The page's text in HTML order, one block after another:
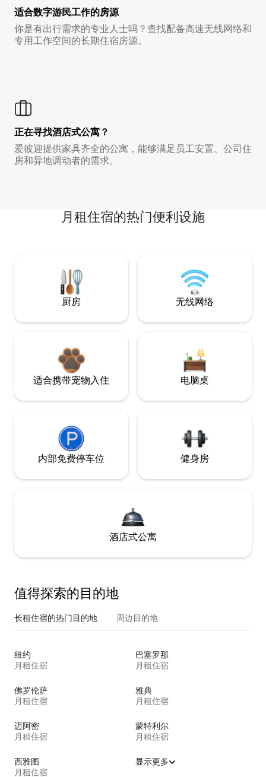
适合数字游民工作的房源
你是有出行需求的专业人士吗？查找配备高速无线网络和
专用工作空间的长期住宿房源。
正在寻找酒店式公寓？
爱彼迎提供家具齐全的公寓，能够满足员工安置、公司住
房和异地调动者的需求。
月租住宿的热门便利设施
厨房 无线网络
适合携带宠物入住 电脑桌
内部免费停车位 健身房
酒店式公寓
值得探索的目的地
长租住宿的热门目的地 周边目的地
纽约
月租住宿
巴塞罗那
月租住宿
佛罗伦萨
月租住宿
雅典
月租住宿
迈阿密
月租住宿
蒙特利尔
月租住宿
西雅图
月租住宿
显示更多